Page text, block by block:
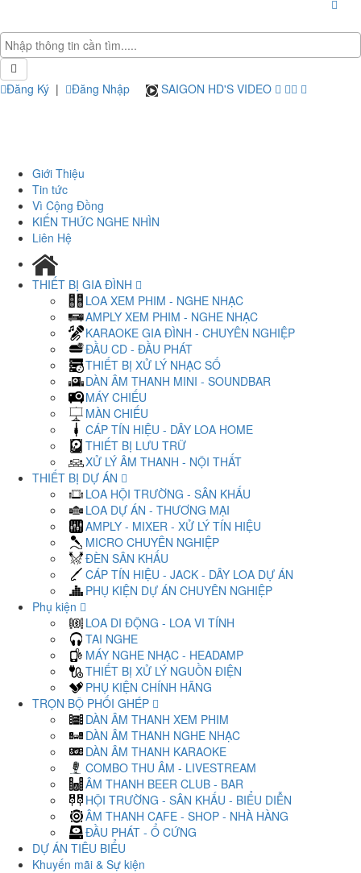
Đăng Ký | Đăng Nhập SAIGON HD'S VIDEO
Giới Thiệu
Tin tức
Vì Cộng Đồng
KIẾN THỨC NGHE NHÌN
Liên Hệ
THIẾT BỊ GIA ĐÌNH
LOA XEM PHIM - NGHE NHẠC
AMPLY XEM PHIM - NGHE NHẠC
KARAOKE GIA ĐÌNH - CHUYÊN NGHIỆP
ĐẦU CD - ĐẦU PHÁT
THIẾT BỊ XỬ LÝ NHẠC SỐ
DÀN ÂM THANH MINI - SOUNDBAR
MÁY CHIẾU
MÀN CHIẾU
CÁP TÍN HIỆU - DÂY LOA HOME
THIẾT BỊ LƯU TRỮ
XỬ LÝ ÂM THANH - NỘI THẤT
THIẾT BỊ DỰ ÁN
LOA HỘI TRƯỜNG - SÂN KHẤU
LOA DỰ ÁN - THƯƠNG MẠI
AMPLY - MIXER - XỬ LÝ TÍN HIỆU
MICRO CHUYÊN NGHIỆP
ĐÈN SÂN KHẤU
CÁP TÍN HIỆU - JACK - DÂY LOA DỰ ÁN
PHỤ KIỆN DỰ ÁN CHUYÊN NGHIỆP
Phụ kiện
LOA DI ĐỘNG - LOA VI TÍNH
TAI NGHE
MÁY NGHE NHẠC - HEADAMP
THIẾT BỊ XỬ LÝ NGUỒN ĐIỆN
PHỤ KIỆN CHÍNH HÃNG
TRỌN BỘ PHỐI GHÉP
DÀN ÂM THANH XEM PHIM
DÀN ÂM THANH NGHE NHẠC
DÀN ÂM THANH KARAOKE
COMBO THU ÂM - LIVESTREAM
ÂM THANH BEER CLUB - BAR
HỘI TRƯỜNG - SÂN KHẤU - BIỂU DIỄN
ÂM THANH CAFE - SHOP - NHÀ HÀNG
ĐẦU PHÁT - Ổ CỨNG
DỰ ÁN TIÊU BIỂU
Khuyến mãi & Sự kiện